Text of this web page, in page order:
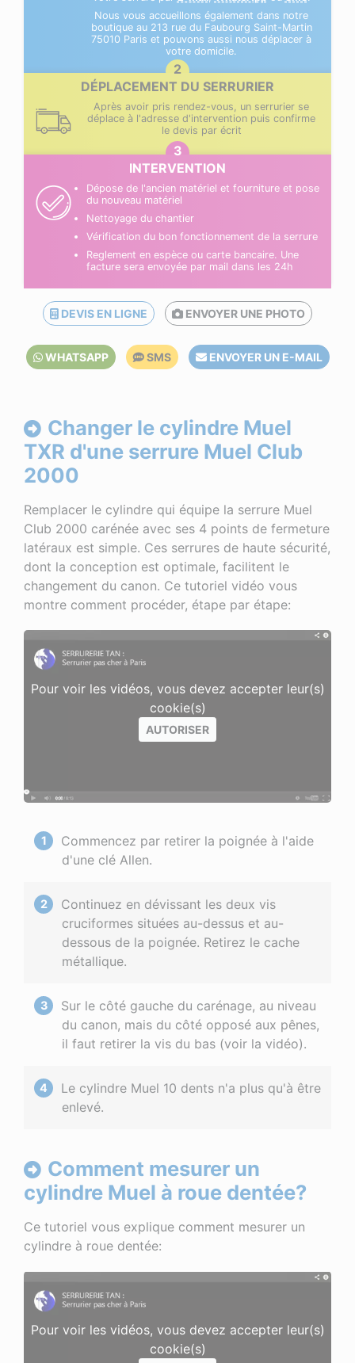
Nous vous accueillons également dans notre
boutique au 213 rue du Faubourg Saint-Martin
75010 Paris et pouvons aussi nous déplacer à
votre domicile.
DÉPLACEMENT DU SERRURIER
Après avoir pris rendez-vous, un serrurier se
déplace à l'adresse d'intervention puis confirme
le devis par écrit
INTERVENTION
Dépose de l'ancien matériel et fourniture et pose
du nouveau matériel
Nettoyage du chantier
Vérification du bon fonctionnement de la serrure
Reglement en espèce ou carte bancaire. Une
facture sera envoyée par mail dans les 24h
DEVIS EN LIGNE ENVOYER UNE PHOTO
WHATSAPP SMS ENVOYER UN E-MAIL
Changer le cylindre Muel
TXR d'une serrure Muel Club
2000
Remplacer le cylindre qui équipe la serrure Muel
Club 2000 carénée avec ses 4 points de fermeture
latéraux est simple. Ces serrures de haute sécurité,
dont la conception est optimale, facilitent le
changement du canon. Ce tutoriel vidéo vous
montre comment procéder, étape par étape:
Pour voir les vidéos, vous devez accepter leur(s)
cookie(s)
AUTORISER
Commencez par retirer la poignée à l'aide
d'une clé Allen.
Continuez en dévissant les deux vis
cruciformes situées au-dessus et au-
dessous de la poignée. Retirez le cache
métallique.
Sur le côté gauche du carénage, au niveau
du canon, mais du côté opposé aux pênes,
il faut retirer la vis du bas (voir la vidéo).
Le cylindre Muel 10 dents n'a plus qu'à être
enlevé.
Comment mesurer un
cylindre Muel à roue dentée?
Ce tutoriel vous explique comment mesurer un
cylindre à roue dentée:
Pour voir les vidéos, vous devez accepter leur(s)
cookie(s)